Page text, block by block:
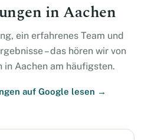
in Aachen
ein erfahrenes Team und
– das hören wir von
in Aachen am häufigsten.
auf Google lesen →